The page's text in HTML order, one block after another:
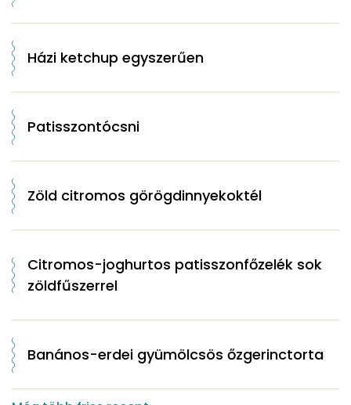
Házi ketchup egyszerűen
Patisszontócsni
Zöld citromos görögdinnyekoktél
Citromos-joghurtos patisszonfőzelék sok
zöldfűszerrel
Banános-erdei gyümölcsös őzgerinctorta